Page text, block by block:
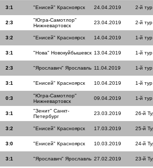
3:1 "Енисей" Красноярск 24.04.2019 2-й
2:3
"Югра-Самотлор"
Нижневартовск
23.04.2019 2-й
3:2 "Енисей" Красноярск 14.04.2019 1-й
3:1 "Нова" Новокуйбышевск 13.04.2019 1-й
2:3 "Ярославич" Ярославль 11.04.2019 1-й
3:1 "Енисей" Красноярск 10.04.2019 1-й
0:3
"Югра-Самотлор"
Нижневартовск
09.04.2019 1-й
3:1
"Зенит" Санкт-
Петербург
23.03.2019 26-й
3:2 "Енисей" Красноярск 17.03.2019 25-й
3:0 "Енисей" Красноярск 10.03.2019 24-й
3:1 "Ярославич" Ярославль 27.02.2019 23-й